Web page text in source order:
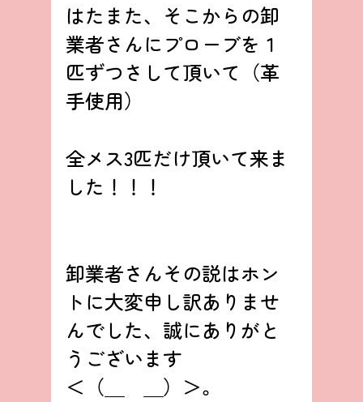
はたまた、そこからの卸
業者さんにプローブを１
匹ずつさして頂いて（革
手使用）
全メス3匹だけ頂いて来ま
した！！！
卸業者さんその説はホン
トに大変申し訳ありませ
んでした、誠にありがと
うございます
＜（＿　＿）＞。